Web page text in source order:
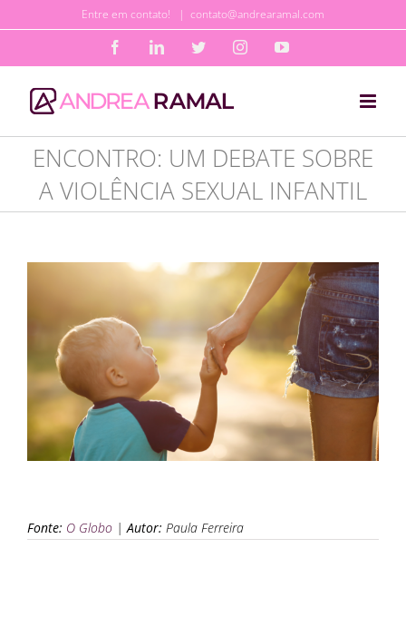
o
conteúdo
Entre em contato! | contato@andrearamal.com
FacebookLinkedInTwitterInstagramYouTube
ENCONTRO: UM DEBATE SOBRE
A VIOLÊNCIA SEXUAL INFANTIL
Fonte: O Globo |Autor: Paula Ferreira